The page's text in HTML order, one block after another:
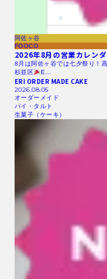
阿佐ヶ谷
FOOCO
2026年8月の営業カレン
8月は阿佐ヶ谷では七夕祭り！
杉並区
E…
ERI ORDER MADE CAKE
2026.08.05
オーダーメイド
パイ・タルト
生菓子（ケーキ）